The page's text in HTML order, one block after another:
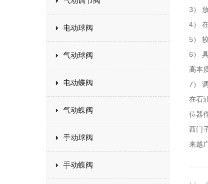
电动球阀
气动球阀
电动蝶阀
气动蝶阀
手动球阀
手动蝶阀
3）
4）
5）
6）
高本
7）
在石
位器
西门
来越